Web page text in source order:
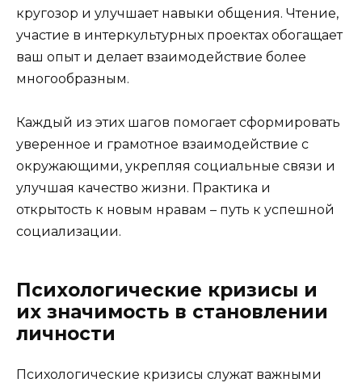
кругозор и улучшает навыки общения. Чтение,
участие в интеркультурных проектах обогащает
ваш опыт и делает взаимодействие более
многообразным.
Каждый из этих шагов помогает сформировать
уверенное и грамотное взаимодействие с
окружающими, укрепляя социальные связи и
улучшая качество жизни. Практика и
открытость к новым нравам – путь к успешной
социализации.
Психологические кризисы и
их значимость в становлении
личности
Психологические кризисы служат важными